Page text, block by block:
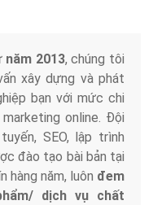
2013, chúng tôi
xây dựng và phát
bạn với mức chi
online. Đội
SEO, lập trình
đào tạo bài bản tại
hàng năm, luôn đem
dịch vụ chất